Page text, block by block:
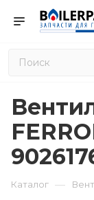
Каталог —